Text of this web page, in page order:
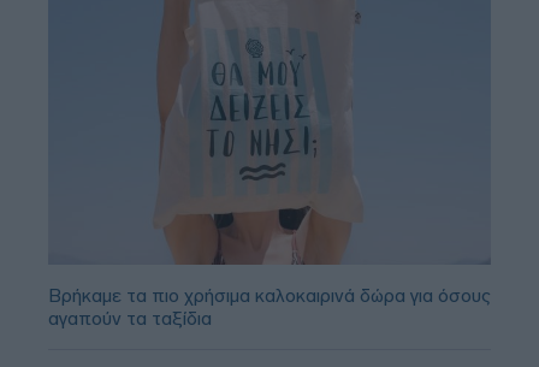
Βρήκαμε τα πιο χρήσιμα καλοκαιρινά δώρα για όσους
αγαπούν τα ταξίδια